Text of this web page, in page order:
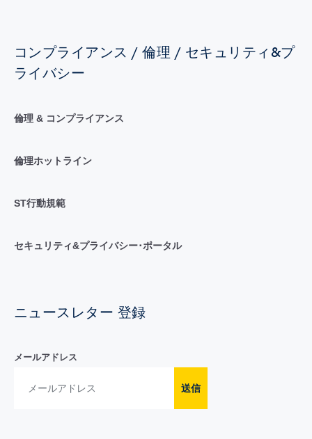
コンプライアンス / 倫理 / セキュリティ&プ
ライバシー
倫理 & コンプライアンス
倫理ホットライン
ST行動規範
セキュリティ&プライバシー･ポータル
ニュースレター 登録
メールアドレス
送信